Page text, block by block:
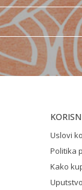
Uslovi
Politika
Kako